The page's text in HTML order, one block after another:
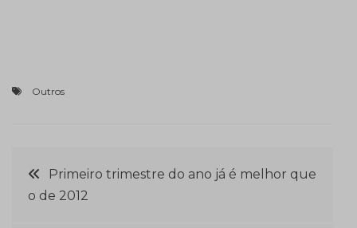
Outros
Navegação
Primeiro trimestre do ano já é melhor que
o de 2012